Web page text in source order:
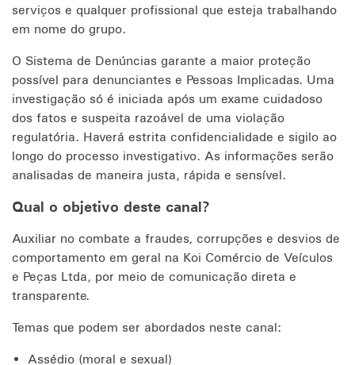
serviços e qualquer profissional que esteja trabalhando
em nome do grupo.
O Sistema de Denúncias garante a maior proteção
possível para denunciantes e Pessoas Implicadas. Uma
investigação só é iniciada após um exame cuidadoso
dos fatos e suspeita razoável de uma violação
regulatória. Haverá estrita confidencialidade e sigilo ao
longo do processo investigativo. As informações serão
analisadas de maneira justa, rápida e sensível.
Qual o objetivo deste canal?
Auxiliar no combate a fraudes, corrupções e desvios de
comportamento em geral na Koi Comércio de Veículos
e Peças Ltda, por meio de comunicação direta e
transparente.
Temas que podem ser abordados neste canal:
Assédio (moral e sexual)